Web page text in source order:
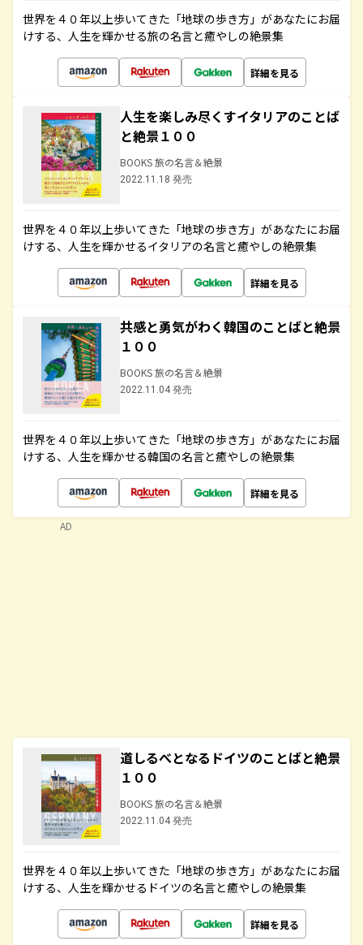
世界を４０年以上歩いてきた「地球の歩き方」があなたにお届
けする、人生を輝かせる旅の名言と癒やしの絶景集
詳細を見る
人生を楽しみ尽くすイタリアのことば
と絶景１００
BOOKS 旅の名言＆絶景
2022.11.18 発売
世界を４０年以上歩いてきた「地球の歩き方」があなたにお届
けする、人生を輝かせるイタリアの名言と癒やしの絶景集
詳細を見る
共感と勇気がわく韓国のことばと絶景
１００
BOOKS 旅の名言＆絶景
2022.11.04 発売
世界を４０年以上歩いてきた「地球の歩き方」があなたにお届
けする、人生を輝かせる韓国の名言と癒やしの絶景集
詳細を見る
道しるべとなるドイツのことばと絶景
１００
BOOKS 旅の名言＆絶景
2022.11.04 発売
世界を４０年以上歩いてきた「地球の歩き方」があなたにお届
けする、人生を輝かせるドイツの名言と癒やしの絶景集
詳細を見る
AD